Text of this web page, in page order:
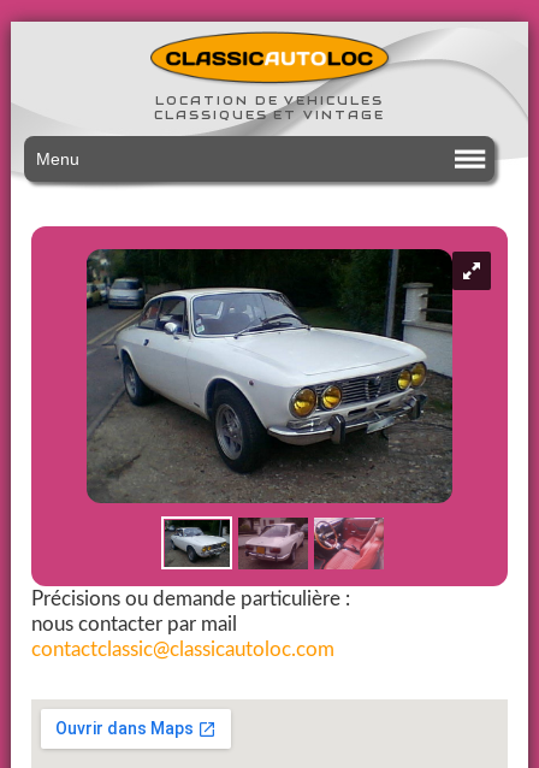
LOCATION DE VEHICULES
CLASSIQUES ET VINTAGE
Menu
Précisions ou demande particulière :
nous contacter par mail
contactclassic@classicautoloc.com